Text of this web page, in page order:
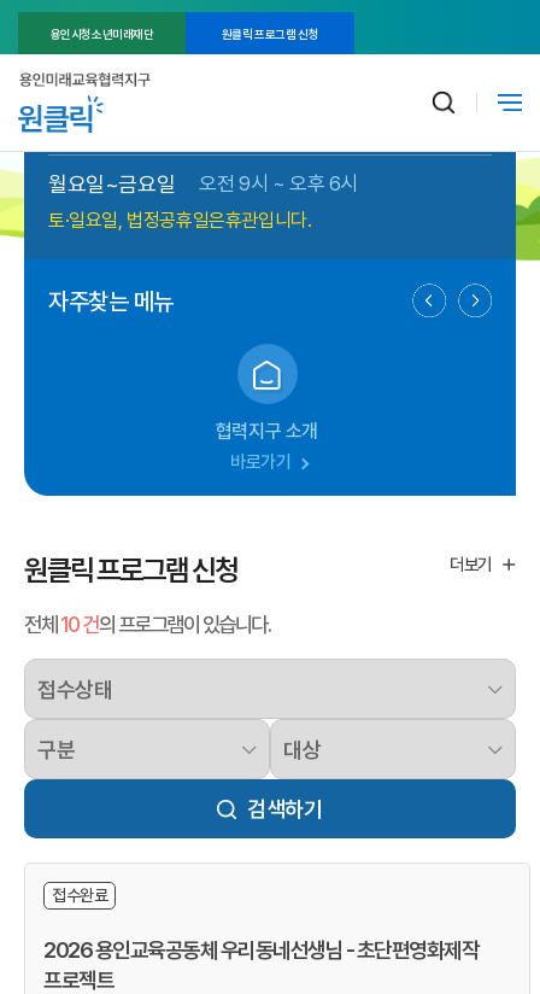
용인시청소년미래재단 원클릭 프로그램 신청
운영시간안내
월요일~금요일 오전 9시 ~ 오후 6시
토·일요일, 법정공휴일은휴관입니다.
자주찾는 메뉴
협력지구 소개
바로가기
원클릭 프로그램 신청
전체 10 건의 프로그램이 있습니다.
검색하기
접수완료
2026 용인교육공동체 우리동네선생님 - 초단편영화제작
프로젝트
더보기